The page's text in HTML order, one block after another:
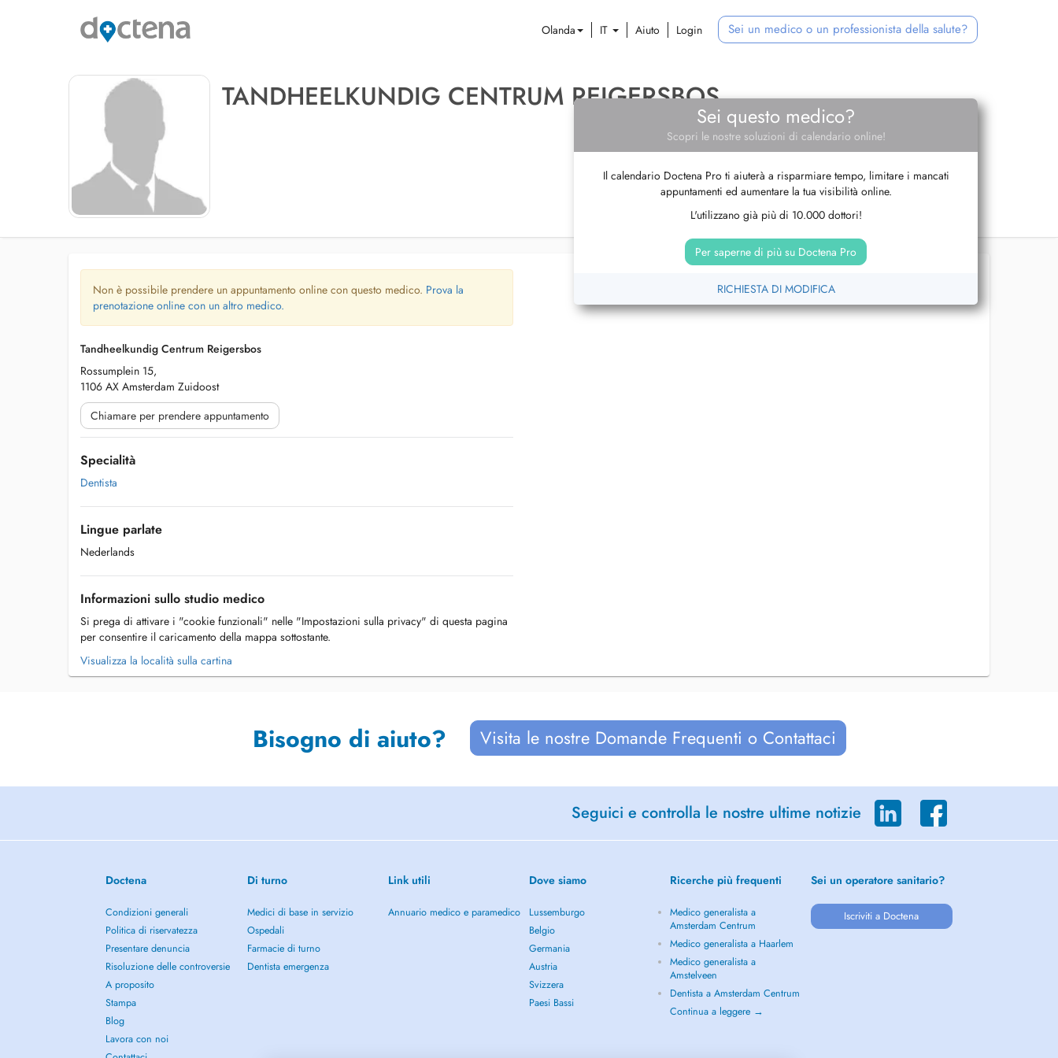
Olanda IT Aiuto Login Sei un medico o un professionista della salute?
TANDHEELKUNDIG CENTRUM REIGERSBOS
Sei questo medico?
Scopri le nostre soluzioni di calendario online!
Il calendario Doctena Pro ti aiuterà a risparmiare tempo, limitare i mancati
appuntamenti ed aumentare la tua visibilità online.
L'utilizzano già più di 10.000 dottori!
Per saperne di più su Doctena Pro
RICHIESTA DI MODIFICA
Non è possibile prendere un appuntamento online con questo medico. Prova la
prenotazione online con un altro medico.
Tandheelkundig Centrum Reigersbos
Rossumplein 15,
1106 AX Amsterdam Zuidoost
Chiamare per prendere appuntamento
Specialità
Dentista
Lingue parlate
Nederlands
Informazioni sullo studio medico
Si prega di attivare i "cookie funzionali" nelle "Impostazioni sulla privacy" di questa pagina
per consentire il caricamento della mappa sottostante.
Visualizza la località sulla cartina
Bisogno di aiuto? Visita le nostre Domande Frequenti o Contattaci
Seguici e controlla le nostre ultime notizie
Doctena
Condizioni generali
Politica di riservatezza
Presentare denuncia
Risoluzione delle controversie
A proposito
Stampa
Blog
Lavora con noi
Di turno
Medici di base in servizio
Ospedali
Farmacie di turno
Dentista emergenza
Link utili
Annuario medico e paramedico
Dove siamo
Lussemburgo
Belgio
Germania
Austria
Svizzera
Paesi Bassi
Ricerche più frequenti
Medico generalista a
Amsterdam Centrum
Medico generalista a Haarlem
Medico generalista a
Amstelveen
Dentista a Amsterdam Centrum
Continua a leggere →
Sei un operatore sanitario?
Iscriviti a Doctena